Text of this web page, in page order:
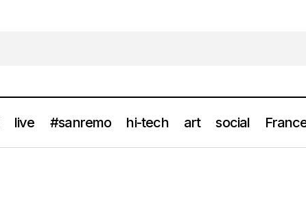
live #sanremo hi-tech art social